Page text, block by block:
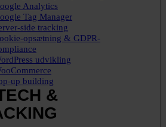
Analytics
Tag Manager
side tracking
opsætning & GDPR-
udvikling
up building
&